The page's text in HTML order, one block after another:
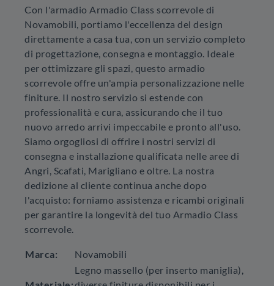
Con l'armadio Armadio Class scorrevole di
Novamobili, portiamo l'eccellenza del design
direttamente a casa tua, con un servizio completo
di progettazione, consegna e montaggio. Ideale
per ottimizzare gli spazi, questo armadio
scorrevole offre un'ampia personalizzazione nelle
finiture. Il nostro servizio si estende con
professionalità e cura, assicurando che il tuo
nuovo arredo arrivi impeccabile e pronto all'uso.
Siamo orgogliosi di offrire i nostri servizi di
consegna e installazione qualificata nelle aree di
Angri, Scafati, Marigliano e oltre. La nostra
dedizione al cliente continua anche dopo
l'acquisto: forniamo assistenza e ricambi originali
per garantire la longevità del tuo Armadio Class
scorrevole.
Marca: Novamobili
Legno massello (per inserto maniglia),